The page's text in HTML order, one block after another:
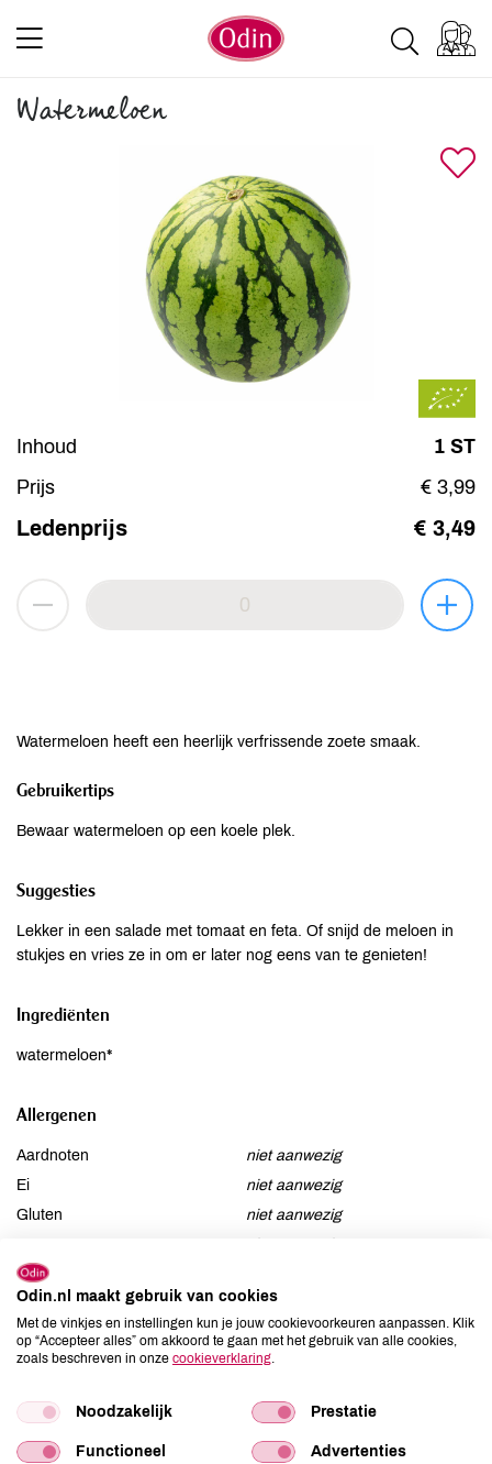
Watermeloen
Inhoud
1 ST
Prijs
€ 3,99
Ledenprijs € 3,49
Watermeloen heeft een heerlijk verfrissende zoete smaak.
Gebruikertips
Bewaar watermeloen op een koele plek.
Suggesties
Lekker in een salade met tomaat en feta. Of snijd de meloen in
stukjes en vries ze in om er later nog eens van te genieten!
Ingrediënten
watermeloen*
Allergenen
Aardnoten
niet aanwezig
Ei
niet aanwezig
Gluten
niet aanwezig
Lupine
Mosterd
niet aanwezig
Noten
niet aanwezig
Schaaldieren
niet aanwezig
Sesam
niet aanwezig
Soja
niet aanwezig
Odin.nl maakt gebruik van cookies
Met de vinkjes en instellingen kun je jouw cookievoorkeuren aanpassen. Klik
op “Accepteer alles” om akkoord te gaan met het gebruik van alle cookies,
zoals beschreven in onze cookieverklaring
Noodzakelijk Prestatie
Functioneel Advertenties